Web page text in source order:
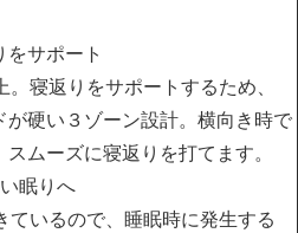
をサポート
寝返りをサポートするため、
が硬い３ゾーン設計。横向き時で
ムーズに寝返りを打てます。
眠りへ
ているので、睡眠時に発生する